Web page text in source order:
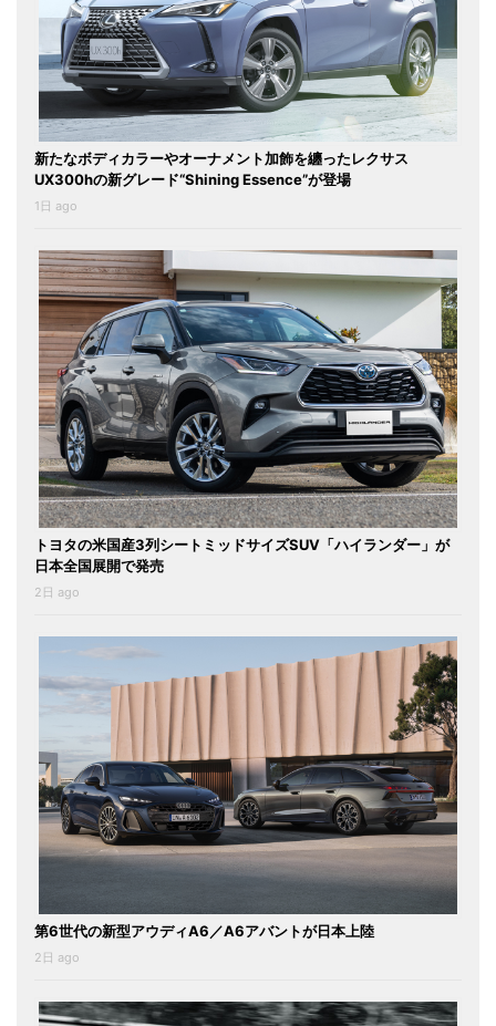
新たなボディカラーやオーナメント加飾を纏ったレクサス
UX300hの新グレード“Shining Essence”が登場
1日 ago
トヨタの米国産3列シートミッドサイズSUV「ハイランダー」が
日本全国展開で発売
2日 ago
第6世代の新型アウディA6／A6アバントが日本上陸
2日 ago